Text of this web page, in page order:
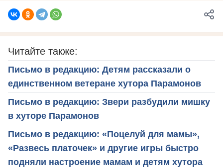
Читайте также:
Письмо в редакцию: Детям рассказали о
единственном ветеране хутора Парамонов
Письмо в редакцию: Звери разбудили мишку
в хуторе Парамонов
Письмо в редакцию: «Поцелуй для мамы»,
«Развесь платочек» и другие игры быстро
подняли настроение мамам и детям хутора